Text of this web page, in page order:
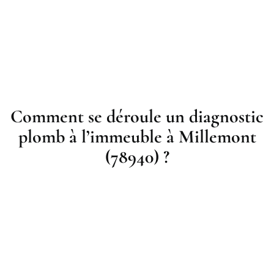
Comment se déroule un diagnostic
plomb à l’immeuble à Millemont
(78940) ?